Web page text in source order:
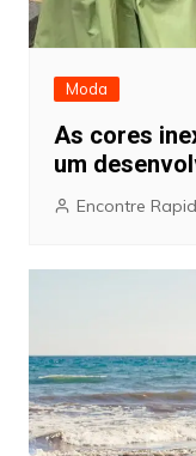
Moda
As cores
um
Encontre